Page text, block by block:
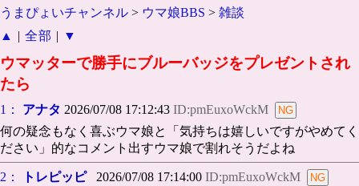
うまぴょいチャンネル > ウマ娘BBS > 雑談
▲
| 全部 | ▼
ウマッターで勝手にブルーバッジをプレゼントされ
たら
1： アナタ 2026/07/08 17:12:43 ID:pmEuxoWckM
何の疑念もなく喜ぶウマ娘と「気持ちは嬉しいですがやめてく
ださい」的なコメント出すウマ娘で割れそうだよね
2： トレピッピ2026/07/08 17:14:00 ID:pmEuxoWckM